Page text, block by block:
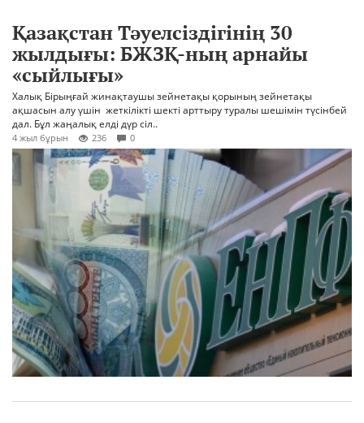
Қазақстан Тәуелсіздігінің 30
жылдығы: БЖЗҚ-ның арнайы
«сыйлығы»
Халық Бірыңғай жинақтаушы зейнетақы қорының зейнетақы
ақшасын алу үшін жеткілікті шекті арттыру туралы шешімін түсінбей
дал. Бұл жаңалық елді дүр сіл..
4 жыл бұрын 236 0